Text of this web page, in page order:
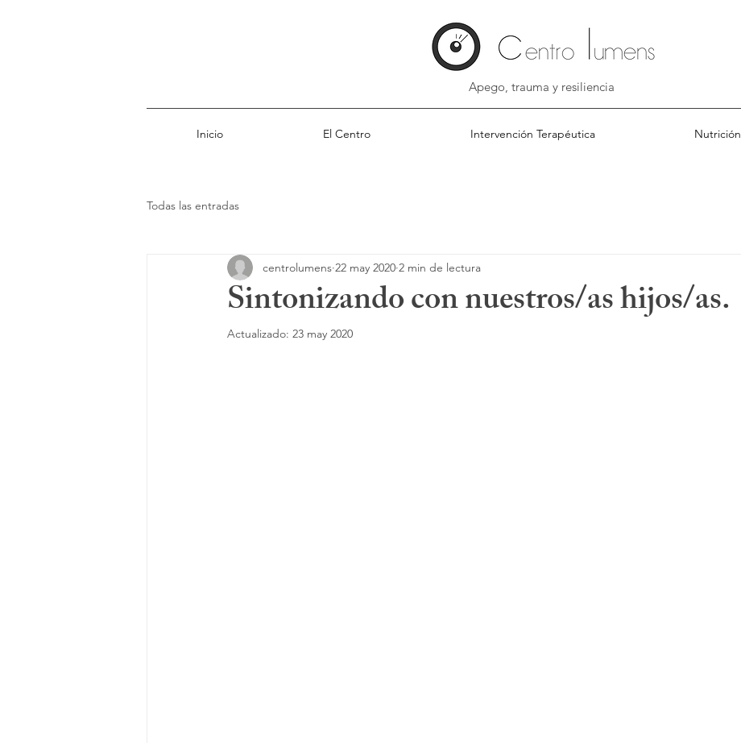
Apego, trauma y resiliencia
Inicio El Centro Intervención Terapéutica Nutrición
Todas las entradas
Sintonizando con nuestros/as hijos/as.
centrolumens 22 may 2020 2 min de lectura
Actualizado: 23 may 2020